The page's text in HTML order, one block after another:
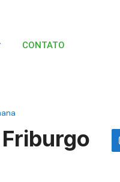
CONTATO